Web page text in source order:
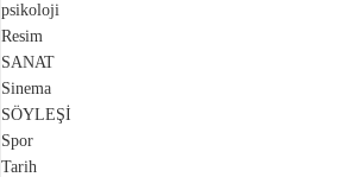
psikoloji
Resim
SANAT
Sinema
SÖYLEŞİ
Spor
Tarih